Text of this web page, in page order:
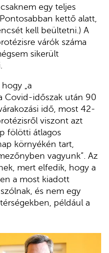
egy teljes
kettő alatt,
kell beültetni.) A
várók száma
sikerült
„a
Covid-időszak után 90
idő, most 42-
viszont azt
fölötti átlagos
környékén tart,
vagyunk”. Az
mert elfedik, hogy a
a most kiadott
és nem egy
például a